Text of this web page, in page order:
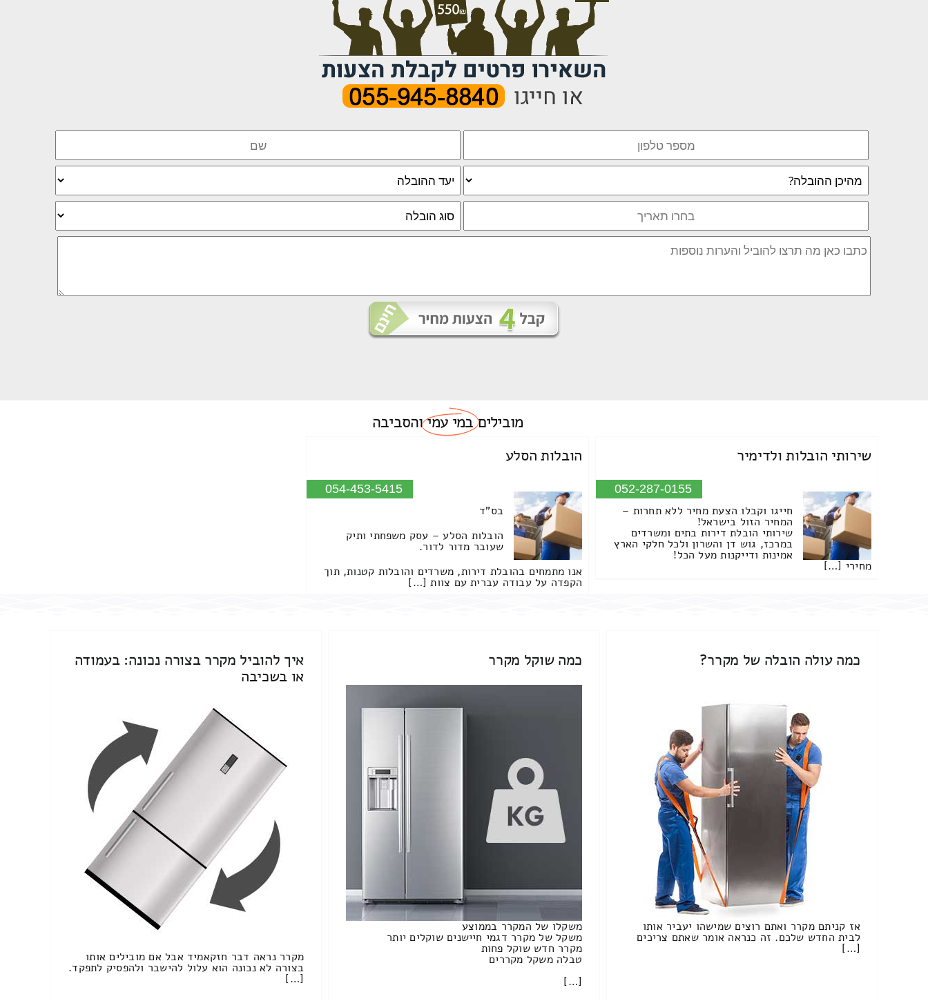
מוביליםבמי עמיוהסביבה
שירותי הובלות ולדימיר
052-287-0155
חייגו וקבלו הצעת מחיר ללא תחרות –
המחיר הזול בישראל!
שירותי הובלת דירות בתים ומשרדים
במרכז, גוש דן והשרון ולכל חלקי הארץ
אמינות ודייקנות מעל הכל!
מחירי […]
הובלות הסלע
054-453-5415
בס"ד
הובלות הסלע – עסק משפחתי ותיק
שעובר מדור לדור.
אנו מתמחים בהובלת דירות, משרדים והובלות קטנות, תוך
הקפדה על עבודה עברית עם צוות […]
כמה עולה הובלה של מקרר?
אז קניתם מקרר ואתם רוצים שמישהו יעביר אותו
לבית החדש שלכם. זה כנראה אומר שאתם צריכים
[…]
כמה שוקל מקרר
משקלו של המקרר בממוצע
משקל של מקרר דגמי חיישנים שוקלים יותר
מקרר חדש שוקל פחות
טבלה משקל מקררים
[…]
איך להוביל מקרר בצורה נכונה: בעמודה
או בשכיבה
מקרר נראה דבר חזקאמיד אבל אם מובילים אותו
בצורה לא נכונה הוא עלול להישבר ולהפסיק לתפקד.
[…]